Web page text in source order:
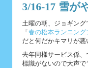
3/16-17 雪が
土曜の朝、ジョギン
「 春の松本ランニン
だと何だかキマリが悪
去年同様サービス係、
標識がないので大声